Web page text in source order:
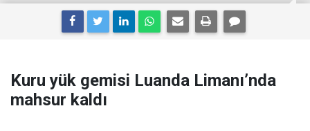
Kuru yük gemisi Luanda Limanı’nda
mahsur kaldı